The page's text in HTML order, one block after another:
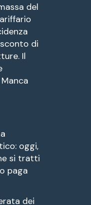
del
di
Il
oggi,
si tratti
paga
dei